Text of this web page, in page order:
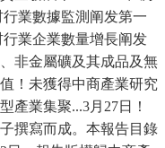
業數據監測阐发第一
業企業數量增長阐发
非金屬礦及其成品及無
！未獲得中商產業研究
產業集聚...3月27日！
撰寫而成。本報告目錄